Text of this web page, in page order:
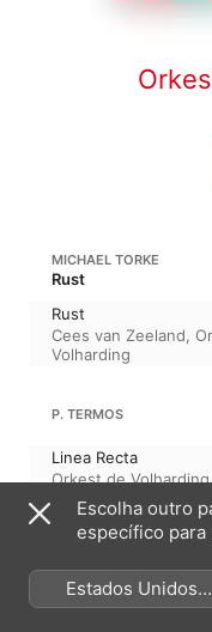
MICHAEL TORKE
Rust
Rust
Cees van Zeeland,
Volharding
P. TERMOS
Linea Recta
Orkest de Volharding
van Leyden
Air
Escolha outro
específico para
Estados Unidos
(Português